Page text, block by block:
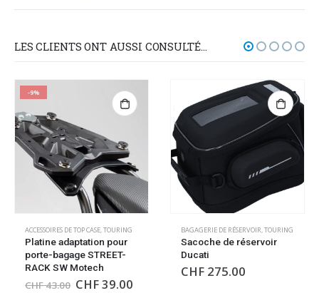
LES CLIENTS ONT AUSSI CONSULTÉ…
-9%
ACCESSOIRES DE TOP CASE,TOURING
Platine adaptation pour
porte-bagage STREET-
RACK SW Motech
CHF43.00 CHF39.00
BAGAGERIE DE RÉSERVOIR,TOURING
Sacoche de réservoir
Ducati
CHF 275.00